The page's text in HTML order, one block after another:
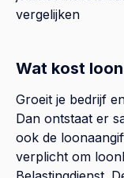
vergelijken
Wat kost
Groeit je bedrijf
Dan ontstaat er
ook de
verplicht om